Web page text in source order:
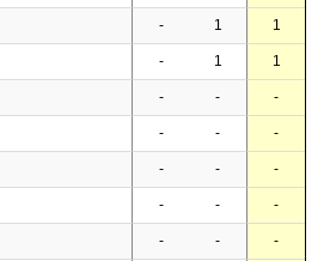
- 1 1
- 1 1
- - -
- - -
- - -
- - -
- - -